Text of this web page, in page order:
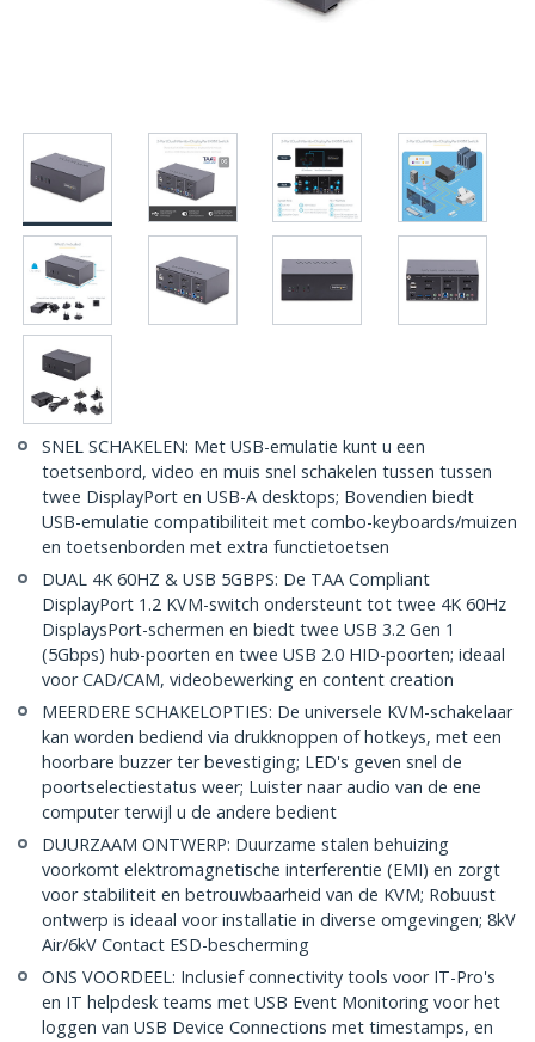
SNEL SCHAKELEN: Met USB-emulatie kunt u een
toetsenbord, video en muis snel schakelen tussen tussen
twee DisplayPort en USB-A desktops; Bovendien biedt
USB-emulatie compatibiliteit met combo-keyboards/muizen
en toetsenborden met extra functietoetsen
DUAL 4K 60HZ & USB 5GBPS: De TAA Compliant
DisplayPort 1.2 KVM-switch ondersteunt tot twee 4K 60Hz
DisplaysPort-schermen en biedt twee USB 3.2 Gen 1
(5Gbps) hub-poorten en twee USB 2.0 HID-poorten; ideaal
voor CAD/CAM, videobewerking en content creation
MEERDERE SCHAKELOPTIES: De universele KVM-schakelaar
kan worden bediend via drukknoppen of hotkeys, met een
hoorbare buzzer ter bevestiging; LED's geven snel de
poortselectiestatus weer; Luister naar audio van de ene
computer terwijl u de andere bedient
DUURZAAM ONTWERP: Duurzame stalen behuizing
voorkomt elektromagnetische interferentie (EMI) en zorgt
voor stabiliteit en betrouwbaarheid van de KVM; Robuust
ontwerp is ideaal voor installatie in diverse omgevingen; 8kV
Air/6kV Contact ESD-bescherming
ONS VOORDEEL: Inclusief connectivity tools voor IT-Pro's
en IT helpdesk teams met USB Event Monitoring voor het
loggen van USB Device Connections met timestamps, en